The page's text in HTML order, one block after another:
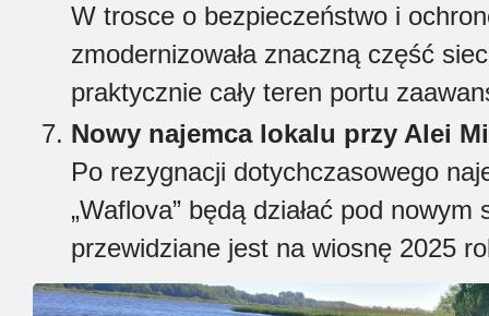
W trosce o bezpieczeństwo i
zmodernizowała znaczną część
praktycznie cały teren portu
Nowy najemca lokalu przy Alei
Po rezygnacji dotychczasowego
„Waflova” będą działać pod
przewidziane jest na wiosnę 2025